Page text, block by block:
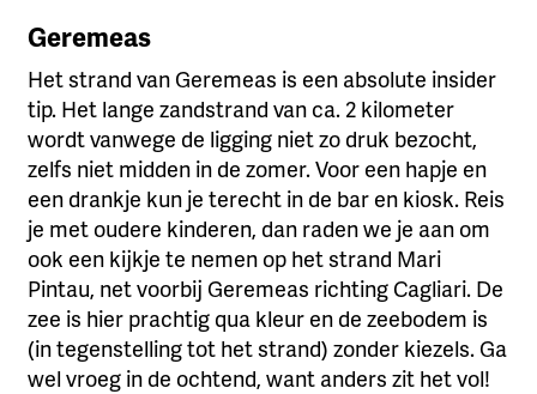
Geremeas
Het strand van Geremeas is een absolute insider
tip. Het lange zandstrand van ca. 2 kilometer
wordt vanwege de ligging niet zo druk bezocht,
zelfs niet midden in de zomer. Voor een hapje en
een drankje kun je terecht in de bar en kiosk. Reis
je met oudere kinderen, dan raden we je aan om
ook een kijkje te nemen op het strand Mari
Pintau, net voorbij Geremeas richting Cagliari. De
zee is hier prachtig qua kleur en de zeebodem is
(in tegenstelling tot het strand) zonder kiezels. Ga
wel vroeg in de ochtend, want anders zit het vol!